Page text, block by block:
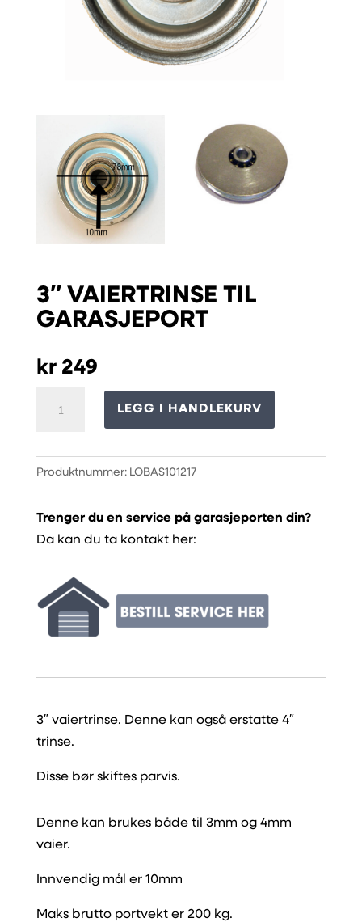
3″ VAIERTRINSE TIL
GARASJEPORT
kr249
vaiertrinse
LEGG I HANDLEKURV
Produktnummer: LOBAS101217
Trenger du en service på garasjeporten din?
Da kan du ta kontakt her:
3″ vaiertrinse. Denne kan også erstatte 4″
trinse.
Disse bør skiftes parvis.
Denne kan brukes både til 3mm og 4mm
vaier.
Innvendig mål er 10mm
Maks brutto portvekt er 200 kg.